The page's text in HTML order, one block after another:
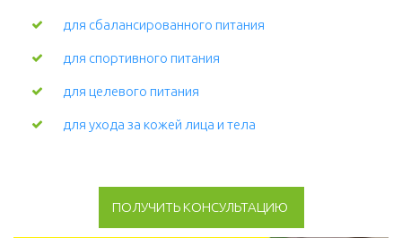
для сбалансированного питания
для спортивного питания
для целевого питания
для ухода за кожей лица и тела
ПОЛУЧИТЬ КОНСУЛЬТАЦИЮ